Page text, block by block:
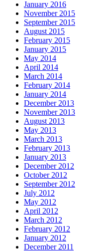
January 2016
November 2015
September 2015
August 2015
February 2015
January 2015
May 2014
April 2014
March 2014
February 2014
January 2014
December 2013
November 2013
August 2013
May 2013
March 2013
February 2013
January 2013
December 2012
October 2012
September 2012
July 2012
May 2012
April 2012
March 2012
February 2012
January 2012
December 2011